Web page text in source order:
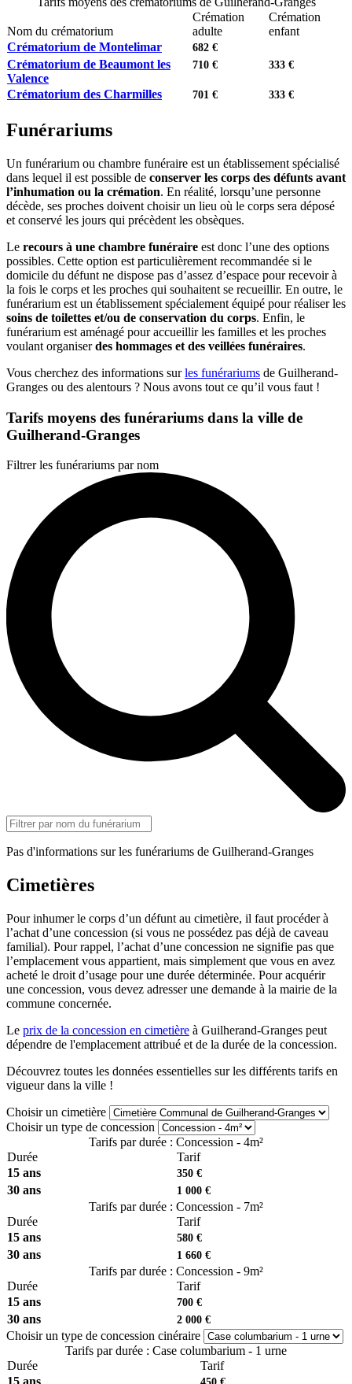
Nom du crématorium
Crémation
adulte
Crémation
enfant
Crématorium de Montelimar
682 €
Crématorium de Beaumont les
Valence
710 € 333 €
Crématorium des Charmilles 701 € 333 €
Funérariums
Un funérarium ou chambre funéraire est un établissement spécialisé
dans lequel il est possible de conserver les corps des défunts avant
l’inhumation ou la crémation. En réalité, lorsqu’une personne
décède, ses proches doivent choisir un lieu où le corps sera déposé
et conservé les jours qui précèdent les obsèques.
Le recours à une chambre funéraire est donc l’une des options
possibles. Cette option est particulièrement recommandée si le
domicile du défunt ne dispose pas d’assez d’espace pour recevoir à
la fois le corps et les proches qui souhaitent se recueillir. En outre, le
funérarium est un établissement spécialement équipé pour réaliser les
soins de toilettes et/ou de conservation du corps. Enfin, le
funérarium est aménagé pour accueillir les familles et les proches
voulant organiserdes hommages et des veillées funéraires.
Vous cherchez des informations surles funérariums de Guilherand-
Granges ou des alentours ? Nous avons tout ce qu’il vous faut !
Tarifs moyens des funérariums dans la ville de
Guilherand-Granges
Filtrer les funérariums par nom
Pas d'informations sur les funérariums de Guilherand-Granges
Cimetières
Pour inhumer le corps d’un défunt au cimetière, il faut procéder à
l’achat d’une concession (si vous ne possédez pas déjà de caveau
familial). Pour rappel, l’achat d’une concession ne signifie pas que
l’emplacement vous appartient, mais simplement que vous en avez
acheté le droit d’usage pour une durée déterminée. Pour acquérir
une concession, vous devez adresser une demande à la mairie de la
commune concernée.
Le prix de la concession en cimetière à Guilherand-Granges peut
dépendre de l'emplacement attribué et de la durée de la concession.
Découvrez toutes les données essentielles sur les différents tarifs en
vigueur dans la ville !
Choisir un cimetière
Choisir un type de concession
Tarifs par durée : Concession - 4m²
Durée
Tarif
15 ans
350 €
30 ans 1 000 €
Tarifs par durée : Concession - 7m²
Durée
Tarif
15 ans
580 €
30 ans 1 660 €
Tarifs par durée : Concession - 9m²
Durée
Tarif
15 ans
700 €
30 ans 2 000 €
Choisir un type de concession cinéraire
Tarifs par durée : Case columbarium - 1 urne
Durée
Tarif